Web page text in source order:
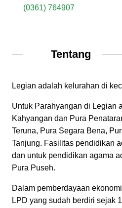
(0361) 764907
Tentang
Legian adalah kelurahan di
Untuk Parahyangan di Legian
Kahyangan dan Pura
Teruna, Pura Segara Bena,
Tanjung. Fasilitas pendidikan
dan untuk pendidikan agama
Pura Puseh.
Dalam pemberdayaan
LPD yang sudah berdiri sejak